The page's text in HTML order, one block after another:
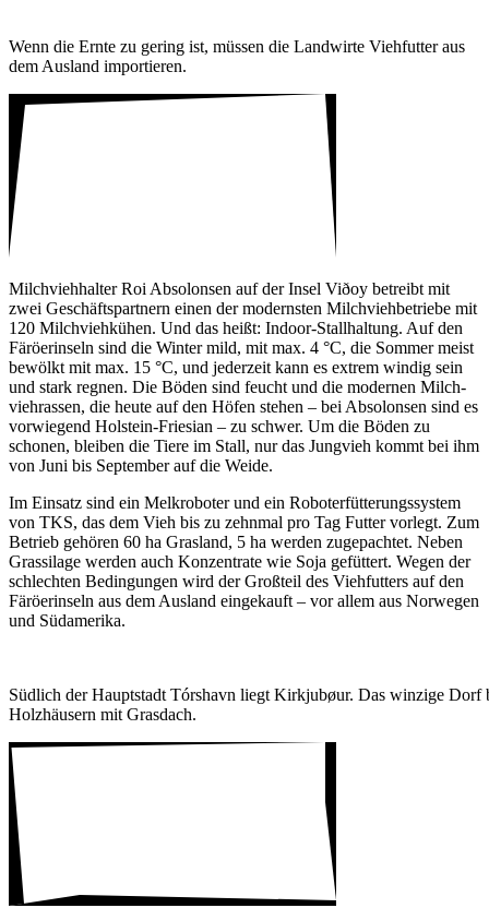
Wenn die Ernte zu gering ist, müssen die Land­wirte Vieh­futter aus
dem Ausland impor­tieren.
Milch­vieh­halter Roi Abso­lonsen auf der Insel Viðoy betreibt mit
zwei Geschäfts­part­nern einen der modernsten Milch­vieh­be­triebe mit
120 Milch­vieh­kühen. Und das heißt: Indoor-Stall­hal­tung. Auf den
Färö­er­in­seln sind die Winter mild, mit max. 4 °C, die Sommer meist
bewölkt mit max. 15 °C, und jeder­zeit kann es extrem windig sein
und stark regnen. Die Böden sind feucht und die modernen Milch­
vieh­rassen, die heute auf den Höfen stehen – bei Abso­lonsen sind es
vorwie­gend Holstein-Frie­sian – zu schwer. Um die Böden zu
schonen, bleiben die Tiere im Stall, nur das Jung­vieh kommt bei ihm
von Juni bis September auf die Weide.
Im Einsatz sind ein Melk­ro­boter und ein Robo­ter­füt­te­rungs­system
von TKS, das dem Vieh bis zu zehnmal pro Tag Futter vorlegt. Zum
Betrieb gehören 60 ha Gras­land, 5 ha werden zuge­pachtet. Neben
Gras­si­lage werden auch Konzen­trate wie Soja gefüt­tert. Wegen der
schlechten Bedin­gungen wird der Groß­teil des Vieh­fut­ters auf den
Färö­er­in­seln aus dem Ausland einge­kauft – vor allem aus Norwegen
und Südame­rika.
Südlich der Haupt­stadt Tórshavn liegt Kirk­ju­bøur. Das winzige Dorf
Holz­häu­sern mit Gras­dach.